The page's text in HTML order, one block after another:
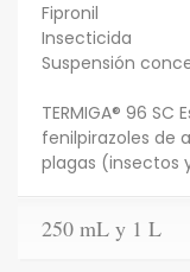
Fipronil
Insecticida
Suspensión
TERMIGA® 96
fenilpirazoles de
plagas (insectos
250 mL y 1 L